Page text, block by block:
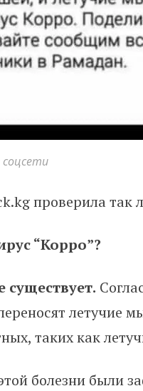
проверила так
“Корро”?
существует.
летучие
таких как
болезни были